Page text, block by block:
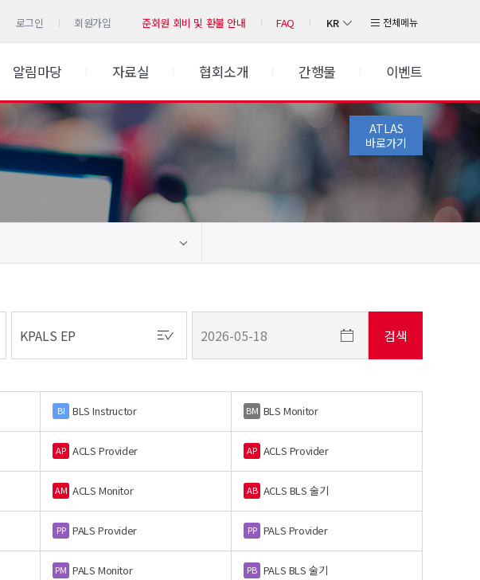
로그인 회원가입 준회원 회비 및 환불 안내 FAQ KR 전체메뉴
알림마당 자료실 협회소개 간행물 이벤트
ATLAS
바로가기
BI BLS Instructor BM BLS Monitor
AP ACLS Provider AP ACLS Provider
AM ACLS Monitor AB ACLS BLS 술기
PP PALS Provider PP PALS Provider
PM PALS Monitor PB PALS BLS 술기